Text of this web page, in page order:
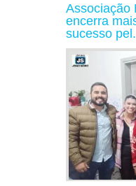
Associação
encerra
sucesso